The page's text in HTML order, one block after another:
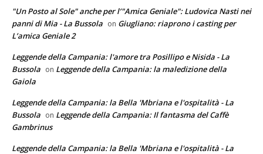
"Un Posto al Sole" anche per l’"Amica Geniale": Ludovica Nasti nei
panni di Mia - La Bussola on Giugliano: riaprono i casting per
L’amica Geniale 2
Leggende della Campania: l'amore tra Posillipo e Nisida - La
Bussola on Leggende della Campania: la maledizione della
Gaiola
Leggende della Campania: la Bella 'Mbriana e l'ospitalità - La
Bussola on Leggende della Campania: Il fantasma del Caffè
Gambrinus
Leggende della Campania: la Bella 'Mbriana e l'ospitalità - La